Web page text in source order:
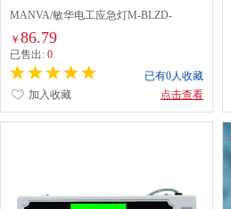
MANVA/敏华电工应急灯M-BLZD-
￥ 86.79
已售出: 0
已有0人收藏
点击查看
加入收藏